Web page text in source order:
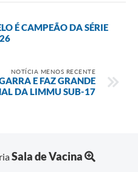
É CAMPEÃO DA SÉRIE
NOTÍCIA MENOS RECENTE
E FAZ GRANDE
DA LIMMU SUB-17
Sala de Vacina